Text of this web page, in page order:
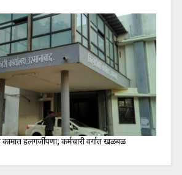
हलगर्जीपणा; कर्मचारी वर्गात खळबळ